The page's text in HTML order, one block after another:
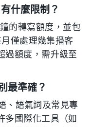
什麼限制？
的轉寫額度，並包
僅處理幾集播客
過額度，需升級至
最準確？
、語氣詞及常見專
多國際化工具（如